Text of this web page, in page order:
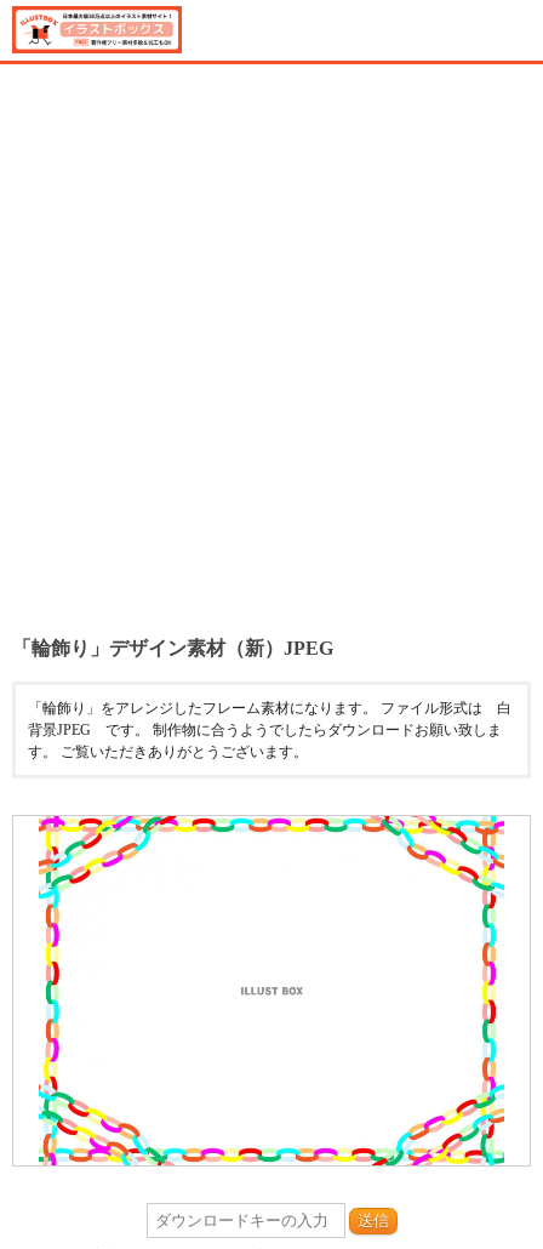
「輪飾り」デザイン素材（新）JPEG
「輪飾り」をアレンジしたフレーム素材になります。 ファイル形式は 白
背景JPEG です。 制作物に合うようでしたらダウンロードお願い致しま
す。 ご覧いただきありがとうございます。
送信